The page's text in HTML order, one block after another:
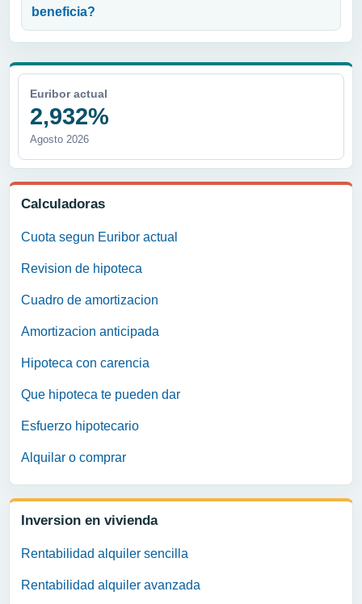
Euribor actual
2,932%
Agosto 2026
Calculadoras
Cuota segun Euribor actual
Revision de hipoteca
Cuadro de amortizacion
Amortizacion anticipada
Hipoteca con carencia
Que hipoteca te pueden dar
Esfuerzo hipotecario
Alquilar o comprar
Inversion en vivienda
Rentabilidad alquiler sencilla
Rentabilidad alquiler avanzada
beneficia?